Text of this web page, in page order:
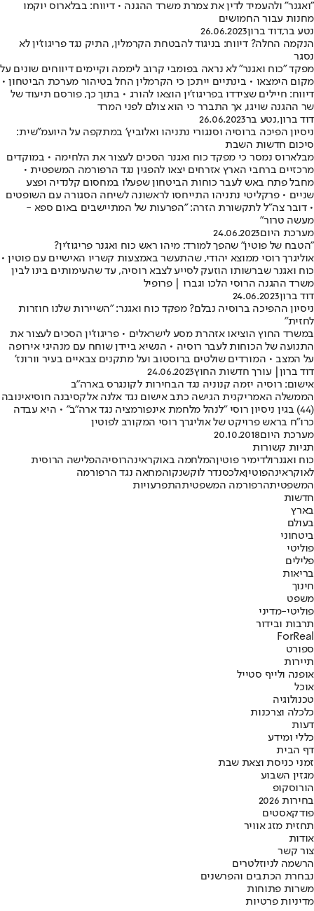
"ואגנר" ולהעמיד לדין את צמרת משרד ההגנה • דיווח: בבלארוס יוקמו
מחנות עבור החמושים
נטע בר,דוד ברון26.06.2023
הנקמה החלה? דיווח: בניגוד להבטחת הקרמלין, התיק נגד פריגוז'ין לא
נסגר
מפקד "כוח ואגנר" לא נראה בפומבי קרוב ליממה וקיימים דיווחים שונים על
מקום הימצאו • בינתיים ייתכן כי הקרמלין החל בטיהור מערכת הביטחון •
דיווח: חיילים שצידדו בפריגוז'ין הוצאו להורג • בתוך כך, פורסם תיעוד של
שר ההגנה שויגו, אך התברר כי הוא צולם לפני המרד
דוד ברון,נטע בר26.06.2023
ניסיון הפיכה ברוסיה וסנגורי נתניהו ואלוביץ' במתקפה על היועמ"שית:
סיכום חדשות השבת
מבלארוס נמסר כי מפקד כוח ואגנר הסכים לעצור את הלחימה • במוקדים
מרכזיים ברחבי הארץ אזרחים יצאו להפגין נגד הרפורמה המשפטית •
מחבל פתח באש לעבר כוחות הביטחון שפעלו במחסום קלנדיה ופצע
שניים • פרקליטי נתניהו התייחסו לראשונה לשיחה הסגורה עם השופטים
• דובר צה"ל לתקשורת הזרה: "הפרעות של המתיישבים באום ספא -
מעשה טרור"
מערכת היום24.06.2023
"הטבח של פוטין" שהפך למורד: מיהו ראש כוח ואגנר פריגוז'ין?
אוליגרך רוסי ממוצא יהודי, שהתעשר באמצעות קשריו האישיים עם פוטין •
כוח ואגנר שברשותו הוזעק לסייע לצבא רוסיה, עד שהעימותים בינו לבין
משרד ההגנה הרוסי הלכו וגברו | פרופיל
דוד ברון24.06.2023
ניסיון ההפיכה ברוסיה נבלם? מפקד כוח ואגנר: "השיירות שלנו חוזרות
לחזית"
במשרד החוץ הוציאו אזהרת מסע לישראלים • פריגוז'ין הסכים לעצור את
התנועה של הכוחות לעבר רוסיה • הנשיא ביידן שוחח עם מנהיגי אירופה
על המצב • המורדים שולטים ברוסטוב ועל מתקנים צבאיים בעיר וורונז'
דוד ברון | עורך חדשות החוץ24.06.2023
אישום: רוסיה יזמה קנוניה נגד הבחירות לקונגרס בארה"ב
הממשלה האמריקנית הגישה כתב אישום נגד אלנה אלקסיבנה חוסיאינובה
(44) בגין ניסיון רוסי "לנהל מלחמת אינפורמציה נגד ארה"ב" • היא עבדה
כרו"ח בראש פרויקט של אוליגרך רוסי המקורב לפוטין
מערכת היום20.10.2018
תגיות קשורות
כוח ואגנרולדימיר פוטיןהמלחמה באוקראינהרוסיההפלישה הרוסית
לאוקראינהפוטיןאלכסנדר לוקשנקוהמחאה נגד הרפורמה
המשפטיתהרפורמה המשפטיתהתפרעויות
חדשות
בארץ
בעולם
ביטחוני
פוליטי
פלילים
בריאות
חינוך
משפט
פוליטי-מדיני
תרבות ובידור
ForReal
ספורט
תיירות
אופנה ולייף סטייל
אוכל
טכנולוגיה
כלכלה וצרכנות
דעות
כללי ומידע
דף הבית
זמני כניסת וצאת שבת
מגזין השבוע
הורוסקופ
בחירות 2026
פודקאסטים
תחזית מזג אוויר
אודות
צור קשר
הרשמה לניוזלטרים
נבחרת הכתבים והפרשנים
משרות פתוחות
מדיניות פרטיות